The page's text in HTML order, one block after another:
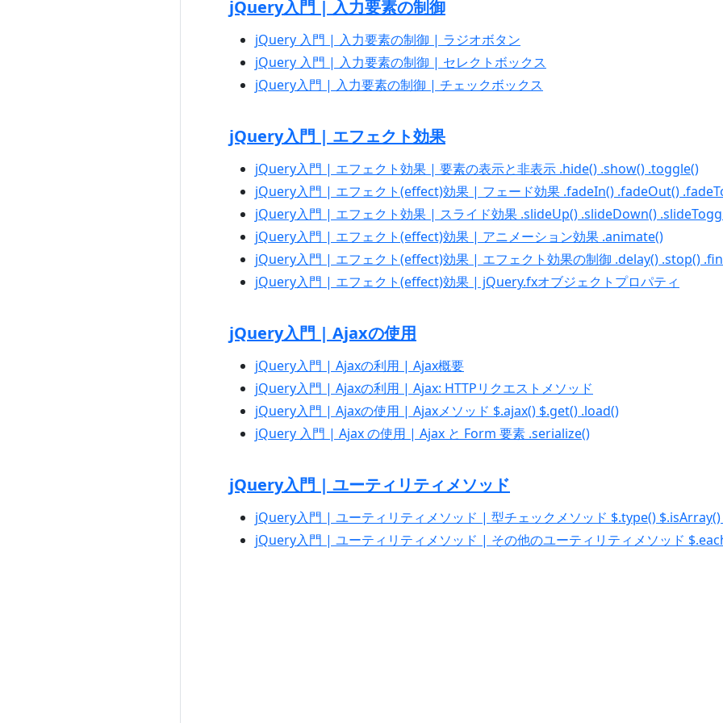
jQuery入門 | 入力要素の制御
jQuery 入門 | 入力要素の制御 | ラジオボタン
jQuery 入門 | 入力要素の制御 | セレクトボックス
jQuery入門 | 入力要素の制御 | チェックボックス
jQuery入門 | エフェクト効果
jQuery入門 | エフェクト効果 | 要素の表示と非表示 .hide() .show() .toggle()
jQuery入門 | エフェクト(effect)効果 | フェード効果 .fadeIn() .fadeOut()
jQuery入門 | エフェクト効果 | スライド効果 .slideUp() .slideDown()
jQuery入門 | エフェクト(effect)効果 | アニメーション効果 .animate()
jQuery入門 | エフェクト(effect)効果 | エフェクト効果の制御 .delay() .stop()
jQuery入門 | エフェクト(effect)効果 | jQuery.fxオブジェクトプロパティ
jQuery入門 | Ajaxの使用
jQuery入門 | Ajaxの利用 | Ajax概要
jQuery入門 | Ajaxの利用 | Ajax: HTTPリクエストメソッド
jQuery入門 | Ajaxの使用 | Ajaxメソッド $.ajax() $.get() .load()
jQuery 入門 | Ajax の使用 | Ajax と Form 要素 .serialize()
jQuery入門 | ユーティリティメソッド
jQuery入門 | ユーティリティメソッド | 型チェックメソッド $.type()
jQuery入門 | ユーティリティメソッド | その他のユーティリティメソッド